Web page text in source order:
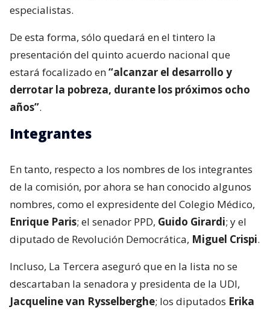
especialistas.
De esta forma, sólo quedará en el tintero la
presentación del quinto acuerdo nacional que
estará focalizado en“alcanzar el desarrollo y
derrotar la pobreza, durante los próximos ocho
años”.
Integrantes
En tanto, respecto a los nombres de los integrantes
de la comisión, por ahora se han conocido algunos
nombres, como el expresidente del Colegio Médico,
Enrique Paris; el senador PPD, Guido Girardi; y el
diputado de Revolución Democrática, Miguel Crispi.
Incluso, La Tercera aseguró que en la lista no se
descartaban la senadora y presidenta de la UDI,
Jacqueline van Rysselberghe; los diputados Erika